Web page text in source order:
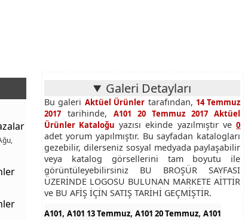
Galeri Detayları
Bu galeri Aktüel Ürünler tarafından, 14 Temmuz
2017 tarihinde,A101 20 Temmuz 2017 Aktüel
Ürünler Kataloğu yazısı ekinde yazılmıştır ve0
adet yorum yapılmıştır. Bu sayfadan katalogları
gezebilir, dilerseniz sosyal medyada paylaşabilir
veya katalog görsellerini tam boyutu ile
görüntüleyebilirsiniz BU BROŞÜR SAYFASI
ÜZERİNDE LOGOSU BULUNAN MARKETE AİTTİR
ve BU AFİŞ İÇİN SATIŞ TARİHİ GEÇMİŞTİR.
A101, A101 13 Temmuz, A101 20 Temmuz, A101